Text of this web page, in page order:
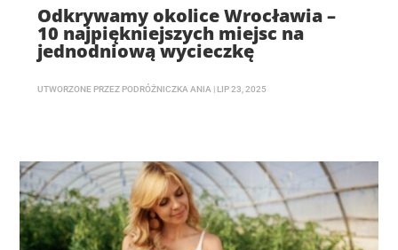
Odkrywamy okolice Wrocławia –
10 najpiękniejszych miejsc na
jednodniową wycieczkę
UTWORZONE PRZEZ PODRÓŻNICZKA ANIA LIP 23, 2025